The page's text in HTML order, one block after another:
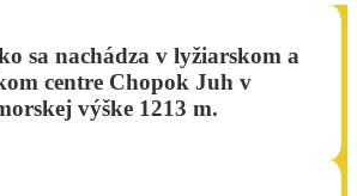
sa nachádza v lyžiarskom a
centre Chopok Juh v
výške 1213 m.